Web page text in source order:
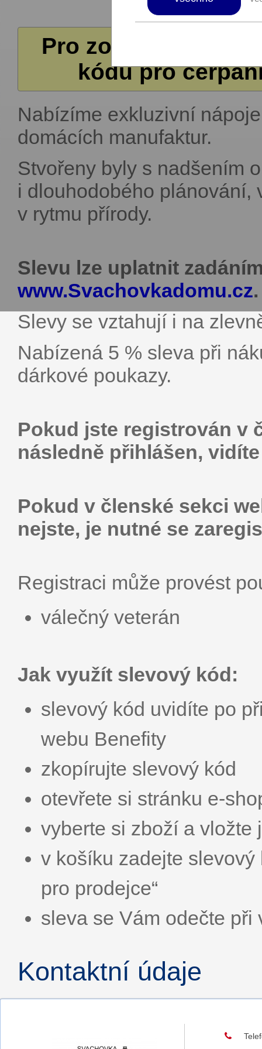
Pro zobrazení
kódů pro
Nabízíme exkluzivní
domácích manufaktur.
Stvořeny byly s nadšením
i dlouhodobého plánování,
v rytmu přírody.
Slevu lze uplatnit
www.Svachovkadomu.cz.
Slevy se vztahují i na
Nabízená 5 % sleva při
dárkové poukazy.
Pokud jste registrován v
následně přihlášen,
Pokud v členské sekci
nejste, je nutné se
Registraci může provést
válečný veterán
Jak využít slevový kód:
slevový kód uvidíte po
webu Benefity
zkopírujte slevový kód
otevřete si stránku e-
vyberte si zboží a vložte
v košíku zadejte slevový
pro prodejce“
sleva se Vám odečte
Kontaktní údaje